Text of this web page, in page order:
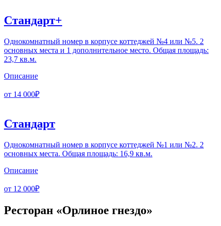
Стандарт+
Однокомнатный номер в корпусе коттеджей №4 или №5. 2
основных места и 1 дополнительное место. Общая площадь:
23,7 кв.м.
Описание
от 14 000₽
Стандарт
Однокомнатный номер в корпусе коттеджей №1 или №2. 2
основных места. Общая площадь: 16,9 кв.м.
Описание
от 12 000₽
Ресторан «Орлиное гнездо»